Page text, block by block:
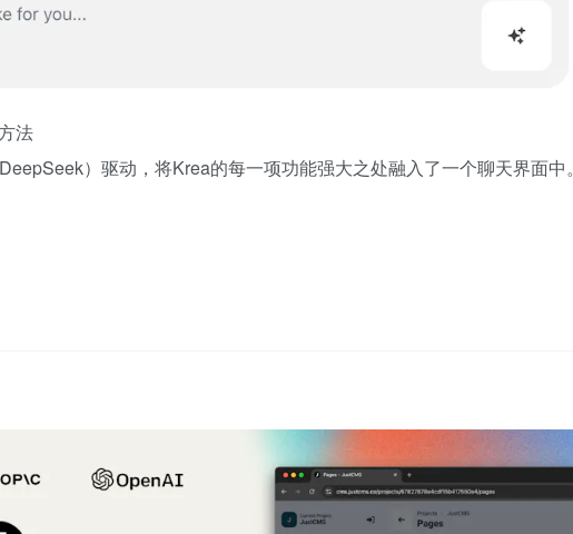
法
）驱动，将Krea的每一项功能强大之处融入了一个聊天界面中。